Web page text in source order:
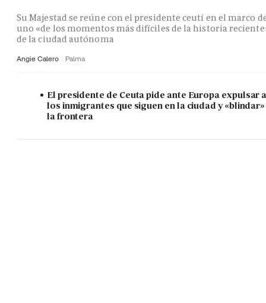
Su Majestad se reúne con el presidente ceutí en el marco
uno «de los momentos más difíciles de la historia
de la ciudad autónoma
Angie Calero Palma
El presidente de Ceuta pide ante Europa expulsar
los inmigrantes que siguen en la ciudad y «blindar»
la frontera